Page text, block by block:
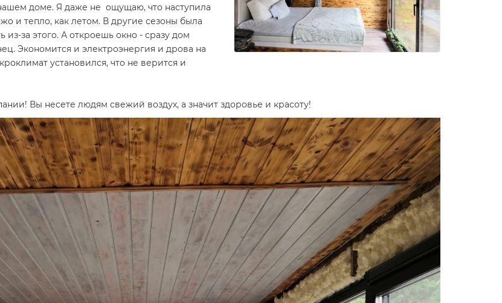
доме. Я даже не ощущаю, что наступила
и тепло, как летом. В другие сезоны была
из-за этого. А откроешь окно - сразу дом
Экономится и электроэнергия и дрова на
установился, что не верится и
Вы несете людям свежий воздух, а значит здоровье и красоту!